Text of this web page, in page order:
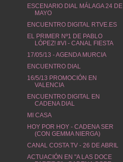
ESCENARIO DIAL MÁLAGA 24 DE
MAYO
ENCUENTRO DIGITAL RTVE.ES
EL PRIMER Nº1 DE PABLO
LÓPEZ! #VI - CANAL FIESTA
17/05/13 - AGENDA MURCIA
ENCUENTRO DIAL
16/5/13 PROMOCIÓN EN
VALENCIA
ENCUENTRO DIGITAL EN
CADENA DIAL
MI CASA
HOY POR HOY - CADENA SER
(CON GEMMA NIERGA)
CANAL COSTA TV - 26 DE ABRIL
ACTUACIÓN EN "A LAS DOCE